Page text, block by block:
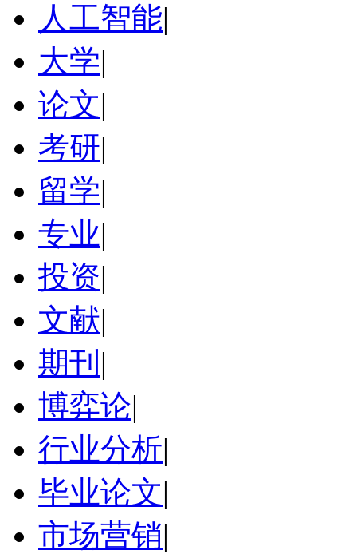
人工智能|
大学|
论文|
考研|
留学|
专业|
投资|
文献|
期刊 |
博弈论|
行业分析|
毕业论文|
市场营销|